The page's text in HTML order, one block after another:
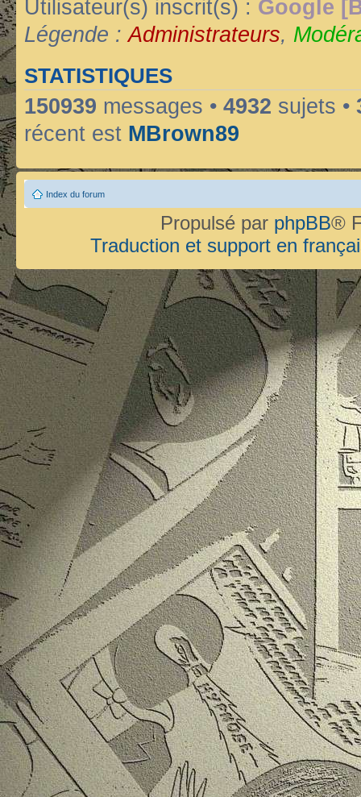
Utilisateur(s) inscrit(s) : Google
Légende :Administrateurs,
STATISTIQUES
150939 messages • 4932 sujets •
récent est MBrown89
Index du forum
Propulsé par phpBB®
Traduction et support en